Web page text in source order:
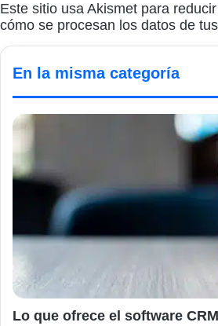
Este sitio usa Akismet para
cómo se procesan los datos de
En la misma categoría
Lo que ofrece el software